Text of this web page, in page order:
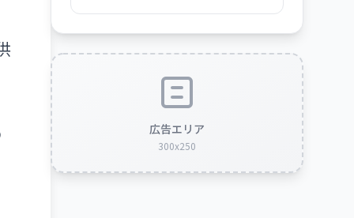
広告エリア
300x250